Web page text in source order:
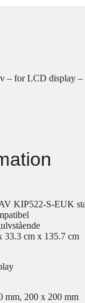
– for LCD display
KIP522-S-EUK
33.3 cm x 135.7 cm
mm, 200 x 200 mm